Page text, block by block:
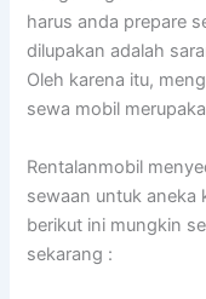
harus anda prepare
dilupakan adalah
Oleh karena itu,
sewa mobil
Rentalanmobil
sewaan untuk aneka
berikut ini mungkin
sekarang :